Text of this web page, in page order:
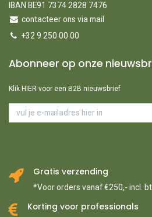
IBAN BE91 7374 2828 7476
contacteer ons via mail
+32 9 250 00 00
Abonneer op onze
Klik HIER voor een B2B nieuwsbrief
Gratis verzending
*Voor orders vanaf €250,- incl.
Korting voor professionals